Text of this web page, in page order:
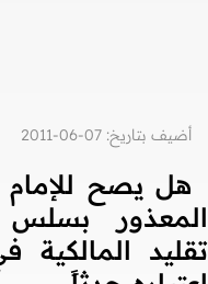
أضيف بتاريخ: 07-06-2011
هل يصح للإمام
المعذور بسلس
تقليد المالكية